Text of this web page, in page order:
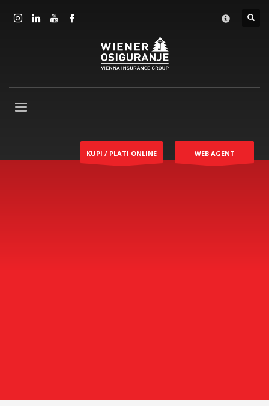
KUPI / PLATI ONLINE WEB AGENT